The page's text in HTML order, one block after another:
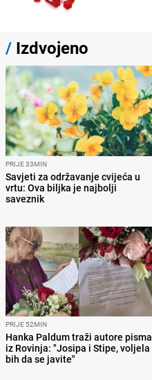
/ Izdvojeno
PRIJE 33MIN
Savjeti za održavanje cvijeća u
vrtu: Ova biljka je najbolji
saveznik
PRIJE 52MIN
Hanka Paldum traži autore pisma
iz Rovinja: "Josipa i Stipe, voljela
bih da se javite"